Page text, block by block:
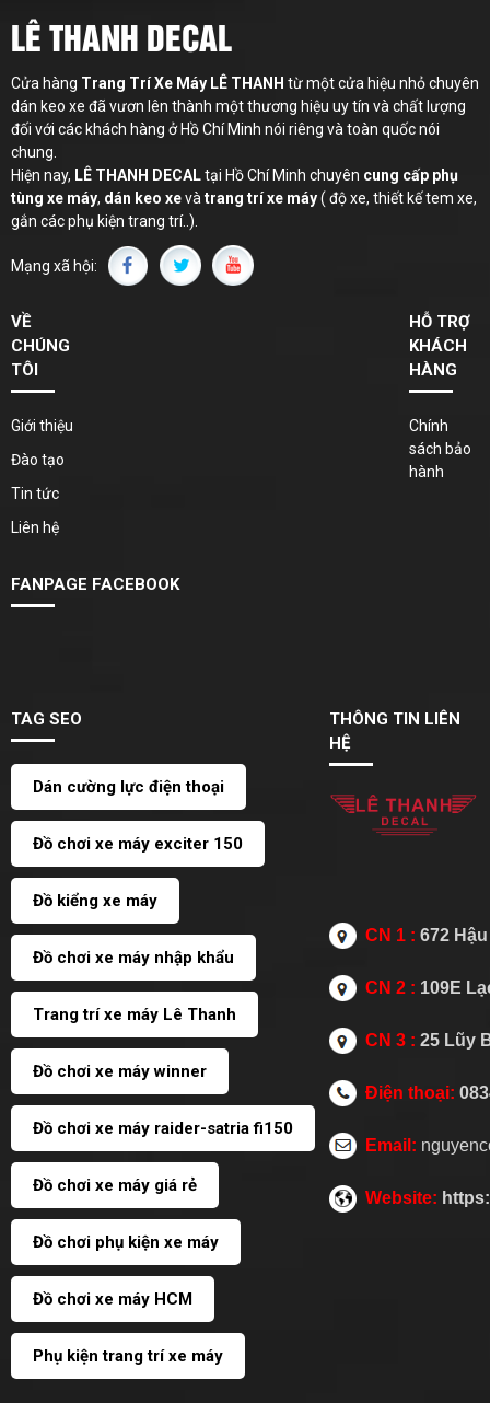
LÊ THANH DECAL
Cửa hàng Trang Trí Xe Máy LÊ THANH từ một cửa hiệu nhỏ chuyên
dán keo xe đã vươn lên thành một thương hiệu uy tín và chất lượng
đối với các khách hàng ở Hồ Chí Minh nói riêng và toàn quốc nói
chung.
Hiện nay, LÊ THANH DECALtại Hồ Chí Minh chuyên cung cấp phụ
tùng xe máy, dán keo xevàtrang trí xe máy( độ xe, thiết kế tem xe,
gắn các phụ kiện trang trí..).
Mạng xã hội:
VỀ
CHÚNG
TÔI
Giới thiệu
Đào tạo
Tin tức
Liên hệ
HỖ TRỢ
KHÁCH
HÀNG
Chính
sách bảo
hành
FANPAGE FACEBOOK
TAG SEO
Dán cường lực điện thoại
Đồ chơi xe máy exciter 150
Đồ kiểng xe máy
Đồ chơi xe máy nhập khẩu
Trang trí xe máy Lê Thanh
Đồ chơi xe máy winner
Đồ chơi xe máy raider-satria fi150
Đồ chơi xe máy giá rẻ
Đồ chơi phụ kiện xe máy
Đồ chơi xe máy HCM
Phụ kiện trang trí xe máy
THÔNG TIN LIÊN
HỆ
CN 1 :672
CN 2 : 109E
CN 3 : 25 Lũy
Điện thoại:
Email:
Website: